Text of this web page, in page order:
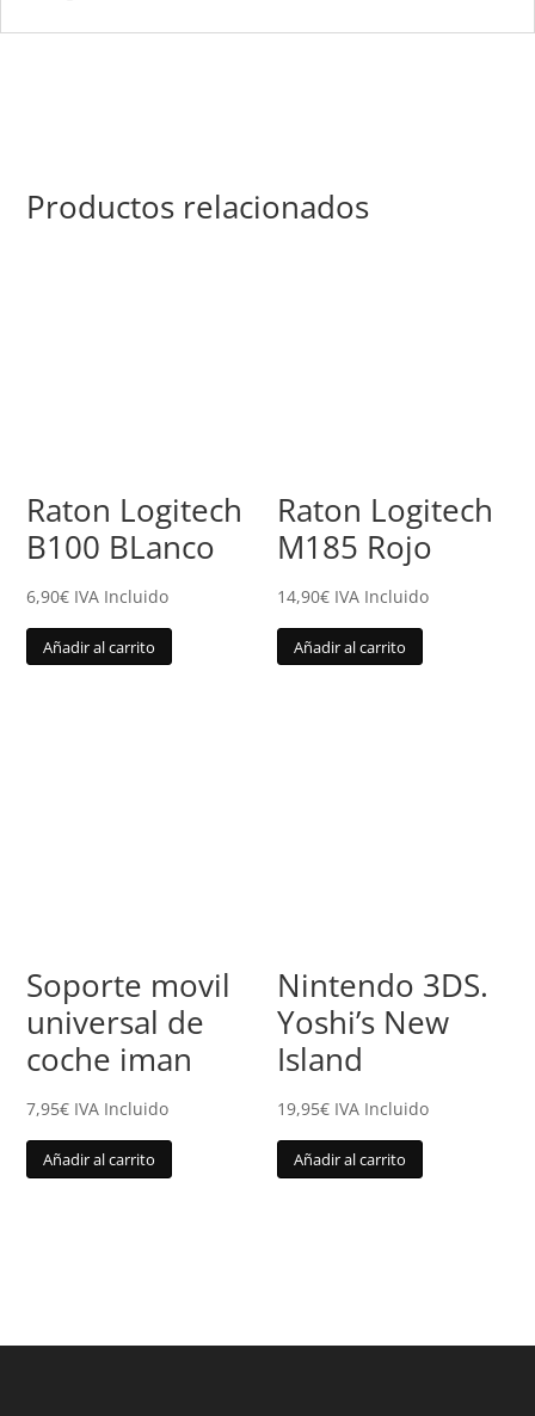
Productos relacionados
Raton Logitech
B100 BLanco
6,90€ IVA Incluido
Añadir al carrito
Raton Logitech
M185 Rojo
14,90€ IVA Incluido
Añadir al carrito
Soporte movil
universal de
coche iman
7,95€ IVA Incluido
Añadir al carrito
Nintendo 3DS.
Yoshi’s New
Island
19,95€ IVA Incluido
Añadir al carrito